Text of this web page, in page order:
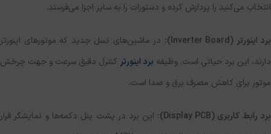
انتخاب می‌کنید را پردازش کرده و دستورات را به سایر اجزا می‌فرستد.
برد اینورتر (Inverter Board
): در ماشین‌های نسل جدید که موتورهای اینورتر
دارند، این برد حیاتی است. وظیفه برد اینورتر کنترل دقیق سرعت و جهت چرخش
موتور برای کاهش مصرف برق و صدا است.
برد رابط کاربری (Display PCB
): این برد در پشت پنل دکمه‌ها و نمایشگر قرار